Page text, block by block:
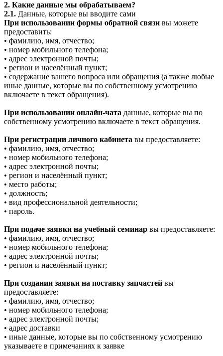
2. Какие данные мы обрабатываем?
2.1. Данные, которые вы вводите сами
При использовании формы обратной связи вы можете
предоставить:
• фамилию, имя, отчество;
• номер мобильного телефона;
• адрес электронной почты;
• регион и населённый пункт;
• содержание вашего вопроса или обращения (а также любые
иные данные, которые вы по собственному усмотрению
включаете в текст обращения).
При использовании онлайн-чата данные, которые вы по
собственному усмотрению включаете в текст обращения.
При регистрации личного кабинета вы предоставляете:
• фамилию, имя, отчество;
• номер мобильного телефона;
• адрес электронной почты;
• регион и населённый пункт;
• место работы;
• должность;
• вид профессиональной деятельности;
• пароль.
При подаче заявки на учебный семинар вы предоставляете:
• фамилию, имя, отчество;
• номер мобильного телефона;
• адрес электронной почты;
• регион и населённый пункт;
При создании заявки на поставку запчастей вы
предоставляете:
• фамилию, имя, отчество;
• номер мобильного телефона;
• адрес электронной почты;
• адрес доставки
• иные данные, которые вы по собственному усмотрению
указываете в примечаниях к заявке